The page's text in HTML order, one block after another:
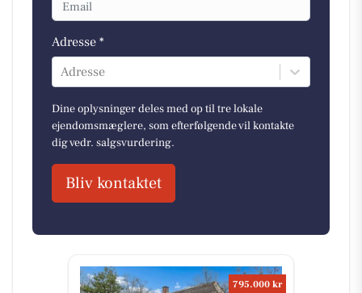
Adresse *
Adresse
Dine oplysninger deles med op til tre lokale
ejendomsmæglere, som efterfølgende vil kontakte
dig vedr. salgsvurdering.
Bliv kontaktet
795.000 kr